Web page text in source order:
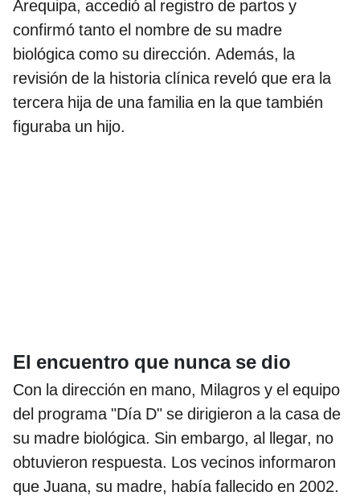
Arequipa, accedió al registro de partos y
confirmó tanto el nombre de su madre
biológica como su dirección. Además, la
revisión de la historia clínica reveló que era la
tercera hija de una familia en la que también
figuraba un hijo.
El encuentro que nunca se dio
Con la dirección en mano, Milagros y el equipo
del programa "Día D" se dirigieron a la casa de
su madre biológica. Sin embargo, al llegar, no
obtuvieron respuesta. Los vecinos informaron
que Juana, su madre, había fallecido en 2002.